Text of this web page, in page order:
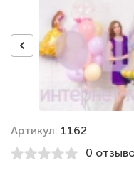
Артикул: 1162
0